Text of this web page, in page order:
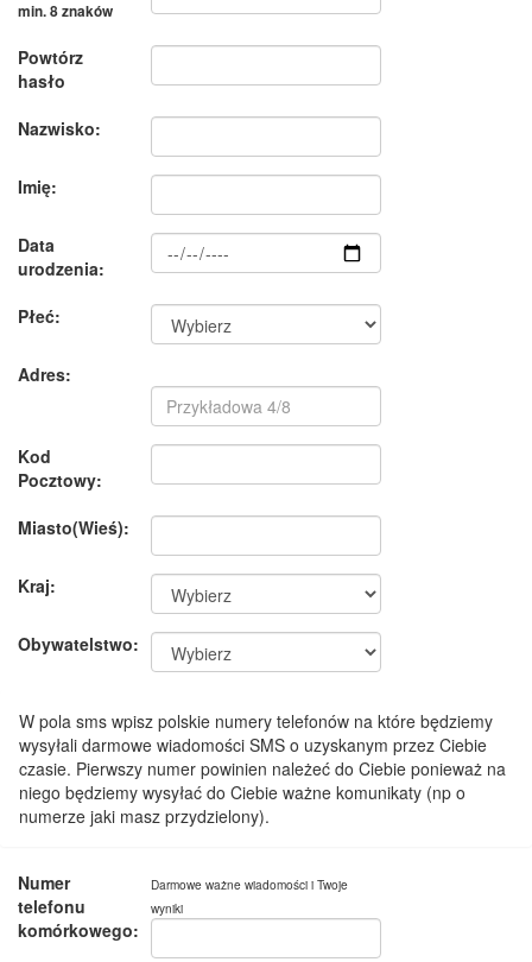
min. 8 znaków
Powtórz
hasło
Nazwisko:
Imię:
Data
urodzenia:
Płeć:
Adres:
Kod
Pocztowy:
Miasto(Wieś):
Kraj:
Obywatelstwo:
W pola sms wpisz polskie numery telefonów na które będziemy
wysyłali darmowe wiadomości SMS o uzyskanym przez Ciebie
czasie. Pierwszy numer powinien należeć do Ciebie ponieważ na
niego będziemy wysyłać do Ciebie ważne komunikaty (np o
numerze jaki masz przydzielony).
Numer
telefonu
komórkowego:
Darmowe ważne wiadomości i Twoje
wyniki